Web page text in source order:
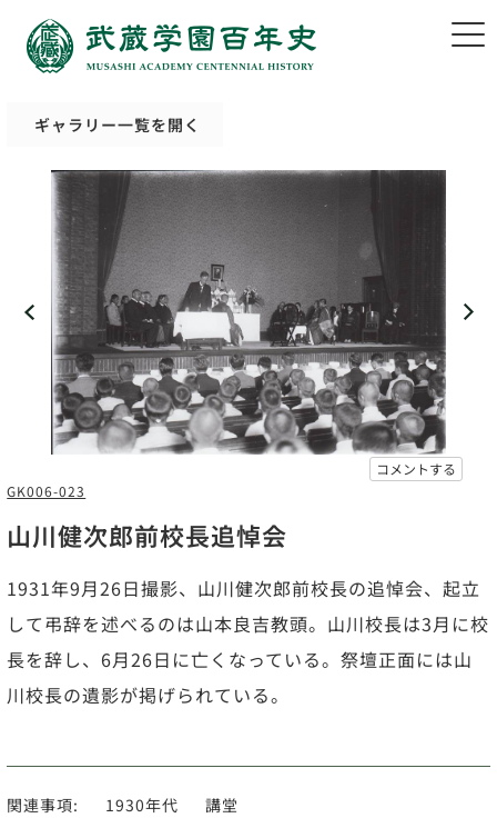
ギャラリー一覧を開く
コメントする
GK006-023
山川健次郎前校長追悼会
1931年9月26日撮影、山川健次郎前校長の追悼会、起立
して弔辞を述べるのは山本良吉教頭。山川校長は3月に校
長を辞し、6月26日に亡くなっている。祭壇正面には山
川校長の遺影が掲げられている。
関連事項: 1930年代 講堂